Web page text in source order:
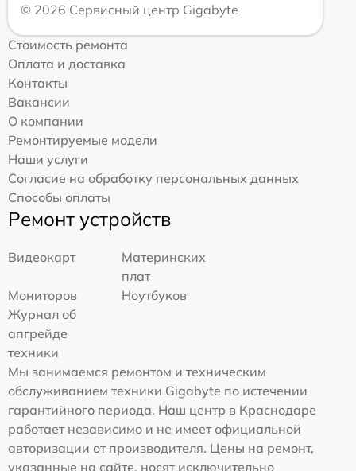
© 2026 Сервисный центр Gigabyte
Стоимость ремонта
Оплата и доставка
Контакты
Вакансии
О компании
Ремонтируемые модели
Наши услуги
Согласие на обработку персональных данных
Способы оплаты
Ремонт устройств
Видеокарт
Материнских
плат
Мониторов
Ноутбуков
Журнал об
апгрейде
техники
Мы занимаемся ремонтом и техническим
обслуживанием техники Gigabyte по истечении
гарантийного периода. Наш центр в Краснодаре
работает независимо и не имеет официальной
авторизации от производителя. Цены на ремонт,
указанные на сайте, носят исключительно